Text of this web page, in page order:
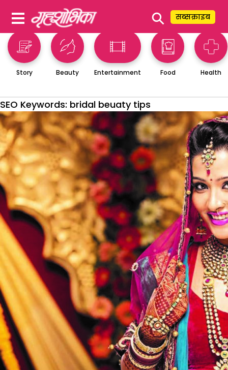
⚲ सब्सक्राइब
Story Beauty Entertainment Food Health
SEO Keywords: bridal beuaty tips